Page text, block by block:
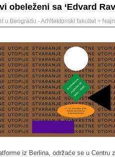
obeleženi sa ‘Edvard
u Beogradu - Arhitektonski fakultet >
iz Berlina, održaće se u Centru